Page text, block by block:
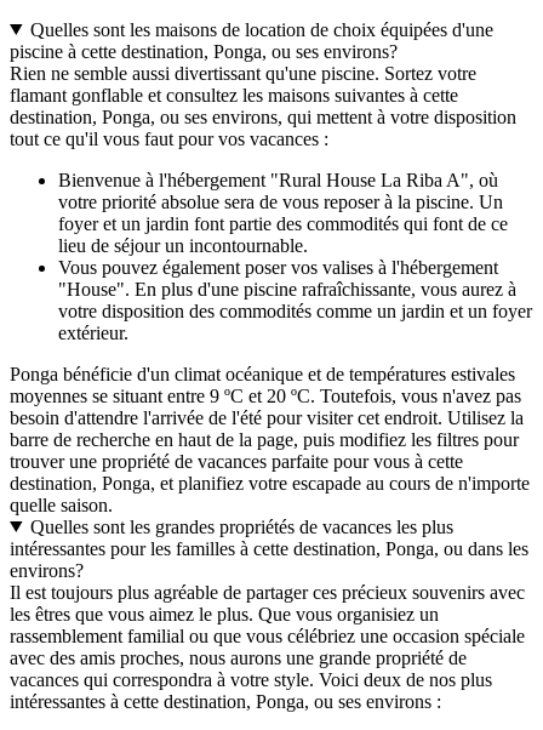
Quelles sont les maisons de location de choix équipées d'une
piscine à cette destination, Ponga, ou ses environs?
Rien ne semble aussi divertissant qu'une piscine. Sortez votre
flamant gonflable et consultez les maisons suivantes à cette
destination, Ponga, ou ses environs, qui mettent à votre disposition
tout ce qu'il vous faut pour vos vacances :
Bienvenue à l'hébergement "Rural House La Riba A", où
votre priorité absolue sera de vous reposer à la piscine. Un
foyer et un jardin font partie des commodités qui font de ce
lieu de séjour un incontournable.
Vous pouvez également poser vos valises à l'hébergement
"House". En plus d'une piscine rafraîchissante, vous aurez à
votre disposition des commodités comme un jardin et un foyer
extérieur.
Ponga bénéficie d'un climat océanique et de températures estivales
moyennes se situant entre 9 ºC et 20 ºC. Toutefois, vous n'avez pas
besoin d'attendre l'arrivée de l'été pour visiter cet endroit. Utilisez la
barre de recherche en haut de la page, puis modifiez les filtres pour
trouver une propriété de vacances parfaite pour vous à cette
destination, Ponga, et planifiez votre escapade au cours de n'importe
quelle saison.
Quelles sont les grandes propriétés de vacances les plus
intéressantes pour les familles à cette destination, Ponga, ou dans les
environs?
Il est toujours plus agréable de partager ces précieux souvenirs avec
les êtres que vous aimez le plus. Que vous organisiez un
rassemblement familial ou que vous célébriez une occasion spéciale
avec des amis proches, nous aurons une grande propriété de
vacances qui correspondra à votre style. Voici deux de nos plus
intéressantes à cette destination, Ponga, ou ses environs :